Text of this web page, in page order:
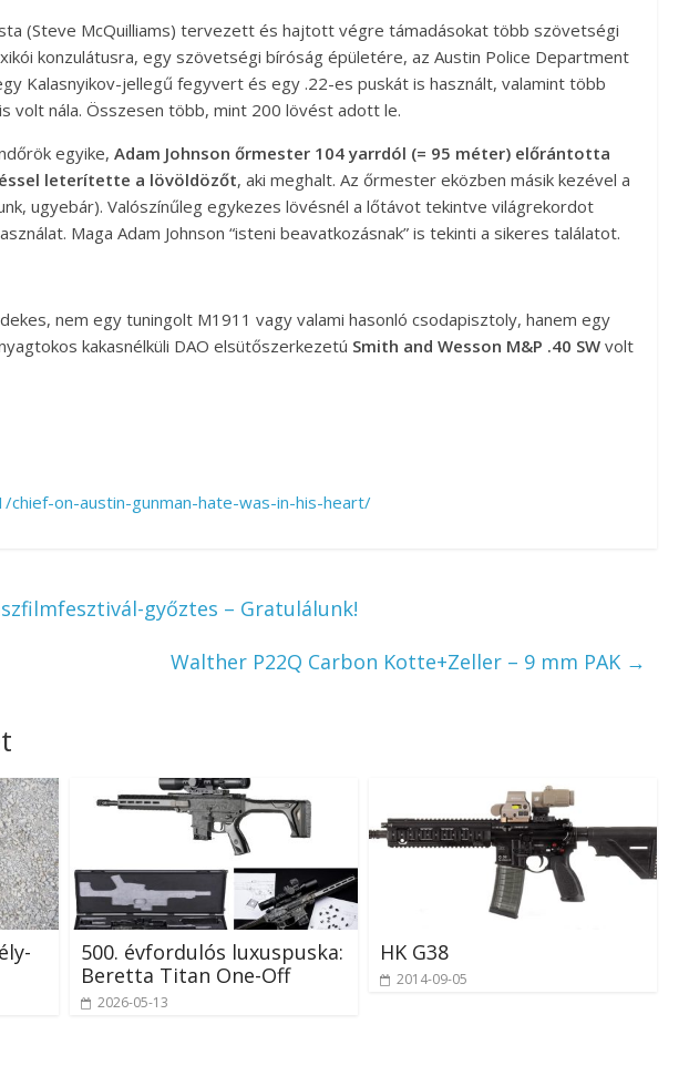
(Steve McQuilliams) tervezett és hajtott végre támadásokat több szövetségi
konzulátusra, egy szövetségi bíróság épületére, az Austin Police Department
Kalasnyikov-jellegű fegyvert és egy .22-es puskát is használt, valamint több
volt nála. Összesen több, mint 200 lövést adott le.
egyike, Adam Johnson őrmester 104 yarrdól (= 95 méter) előrántotta
leterítette a lövöldözőt, aki meghalt. Az őrmester eközben másik kezével a
ugyebár). Valószínűleg egykezes lövésnél a lőtávot tekintve világrekordot
Maga Adam Johnson “isteni beavatkozásnak” is tekinti a sikeres találatot.
nem egy tuningolt M1911 vagy valami hasonló csodapisztoly, hanem egy
kakasnélküli DAO elsütőszerkezetú Smith and Wesson M&P .40 SW volt
on-austin-gunman-hate-was-in-his-heart/
győztes – Gratulálunk!
Walther P22Q Carbon Kotte+Zeller – 9 mm PAK →
500. évfordulós luxuspuska:
Beretta Titan One-Off
2026-05-13
HK G38
2014-09-05